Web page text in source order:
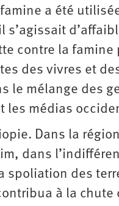
a été
contre la
des vivres et
le mélange des
les médias
Dans la
dans
des
à la chute